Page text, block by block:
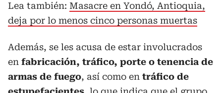
Lea también: Masacre en Yondó, Antioquia,
deja por lo menos cinco personas muertas
Además, se les acusa de estar involucrados
en fabricación, tráfico, porte o tenencia de
armas de fuego, así como en tráfico de